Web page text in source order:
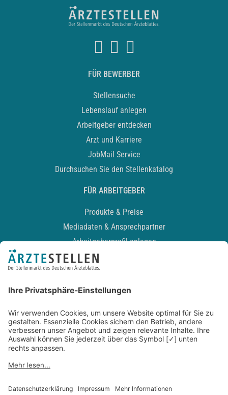
FÜR BEWERBER
Stellensuche
Lebenslauf anlegen
Arbeitgeber entdecken
Arzt und Karriere
JobMail Service
Durchsuchen Sie den Stellenkatalog
FÜR ARBEITGEBER
Produkte & Preise
Mediadaten & Ansprechpartner
Arbeitgeberprofil anlegen
Recruiting-Podcast
Kontakt
Datenschutz
Newsletter